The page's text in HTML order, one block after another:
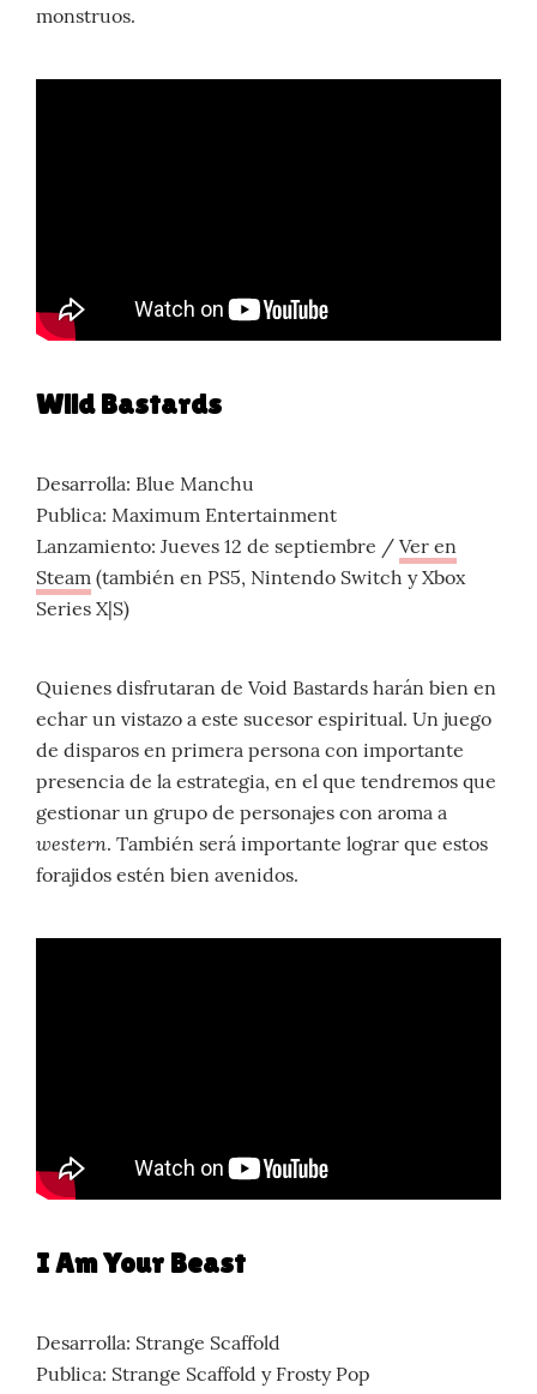
monstruos.
Wild Bastards
Desarrolla: Blue Manchu
Publica: Maximum Entertainment
Lanzamiento: Jueves 12 de septiembre / Ver en
Steam (también en PS5, Nintendo Switch y Xbox
Series X|S)
Quienes disfrutaran de Void Bastards harán bien en
echar un vistazo a este sucesor espiritual. Un juego
de disparos en primera persona con importante
presencia de la estrategia, en el que tendremos que
gestionar un grupo de personajes con aroma a
western. También será importante lograr que estos
forajidos estén bien avenidos.
I Am Your Beast
Desarrolla: Strange Scaffold
Publica: Strange Scaffold y Frosty Pop